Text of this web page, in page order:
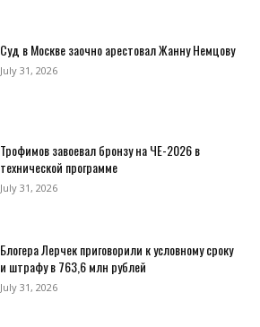
Суд в Москве заочно арестовал Жанну Немцову
July 31, 2026
Трофимов завоевал бронзу на ЧЕ-2026 в
технической программе
July 31, 2026
Блогера Лерчек приговорили к условному сроку
и штрафу в 763,6 млн рублей
July 31, 2026